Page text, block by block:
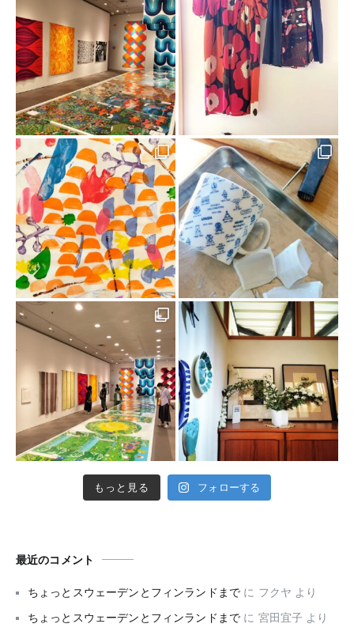
もっと見る フォローする
最近のコメント
ちょっとスウェーデンとフィンランドまで に フクヤ より
ちょっとスウェーデンとフィンランドまで に 宮田宜子 より